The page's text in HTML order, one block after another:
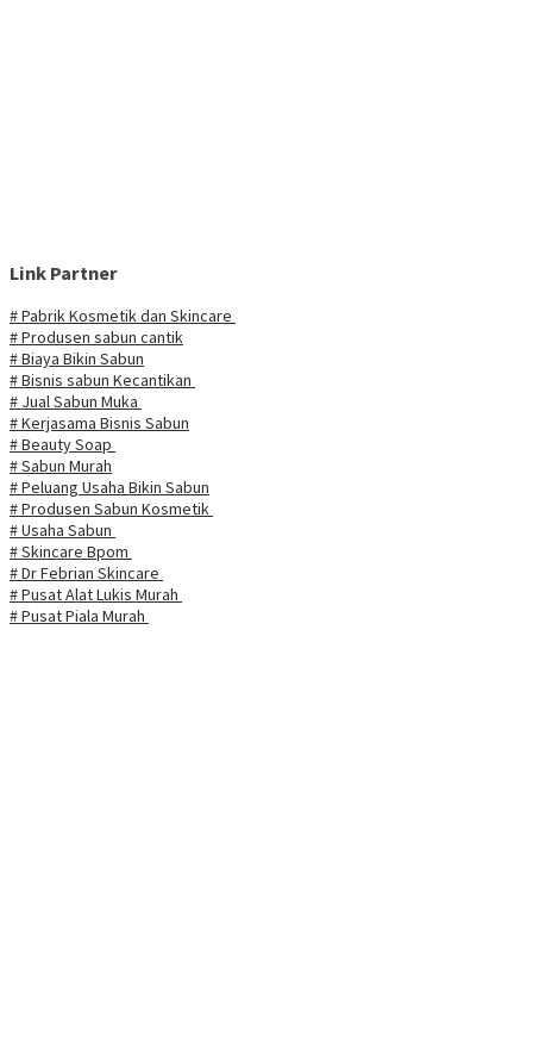
Link Partner
# Pabrik Kosmetik dan Skincare
# Produsen sabun cantik
# Biaya Bikin Sabun
# Bisnis sabun Kecantikan
# Jual Sabun Muka
# Kerjasama Bisnis Sabun
# Beauty Soap
# Sabun Murah
# Peluang Usaha Bikin Sabun
# Produsen Sabun Kosmetik
# Usaha Sabun
# Skincare Bpom
# Dr Febrian Skincare
# Pusat Alat Lukis Murah
# Pusat Piala Murah